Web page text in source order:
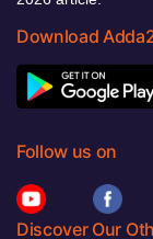
Download
Follow us on
Discover Our